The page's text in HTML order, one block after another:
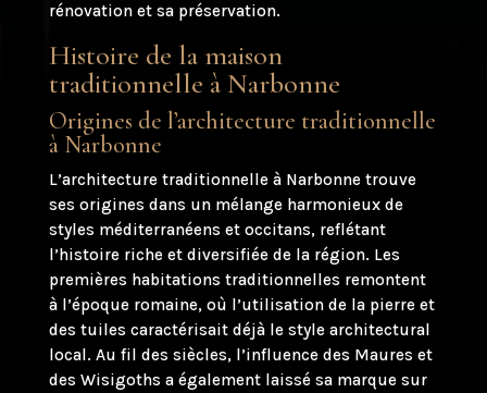
rénovation et sa préservation.
Histoire de la maison
traditionnelle à Narbonne
Origines de l’architecture traditionnelle
à Narbonne
L’architecture traditionnelle à Narbonne trouve
ses origines dans un mélange harmonieux de
styles méditerranéens et occitans, reflétant
l’histoire riche et diversifiée de la région. Les
premières habitations traditionnelles remontent
à l’époque romaine, où l’utilisation de la pierre et
des tuiles caractérisait déjà le style architectural
local. Au fil des siècles, l’influence des Maures et
des Wisigoths a également laissé sa marque sur